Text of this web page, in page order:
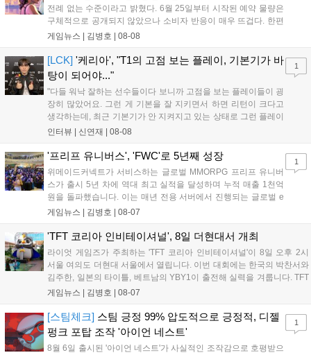
전례 없는 수준이라고 밝혔다. 6월 25일부터 시작된 예약 물량은
구체적으로 공개되지 않았으나 소비자 반응이 매우 뜨겁다. 한편
11월 19일 PS5와 Xbox 시리즈 X|S로 정식 출시될 예정이며, 록
상 'Grand Theft Auto VI: An Extended Look'을 최초 공개할 계획
이다....
게임뉴스 | 김병호 08-08
[LCK] '케리아', "T1의 고점 보는 플레이, 기본기가 바
탕이 되어야..."
"다들 워낙 잘하는 선수들이다 보니까 고점을 보는 플레이들이 굉
장히 많았어요. 그런 게 기본을 잘 지키면서 하면 리턴이 크다고
생각하는데, 최근 기본기가 안 지켜지고 있는 상태로 그런 플레이
를 추구하다 보니까 팀적으로 안 좋은 사고가 계속 많이 났던 것
LoL 챔피언스 코리아(LCK)'...
인터뷰 | 신연재 08-08
1
'프리프 유니버스', 'FWC'로 5년째 성장
위메이드커넥트가 서비스하는 글로벌 MMORPG 프리프 유니버
스가 출시 5년 차에 역대 최고 실적을 달성하며 누적 매출 1천억
원을 돌파했습니다. 이는 매년 전용 서버에서 진행되는 글로벌 e
스포츠 대회 FWC의 영향이 큽니다. FWC는 이용자가 동일한 조
은 전년 대비 매출과 이용자 지표가 대폭 상승하는 성과를 냈습니
다. 오는 10월 필리핀 마닐라에서 총상금 11만 달러 규모의 제4회
FWC 그랜드 파이널이 개최될 예정이며, 위메이드커넥트는 이를
통해 커뮤니티 중심의 장기 성장 모델을 지속할 방침입니다....
게임뉴스 | 김병호 08-07
1
'TFT 코리아 인비테이셔널', 8일 더현대서 개최
라이엇 게임즈가 주최하는 'TFT 코리아 인비테이셔널'이 8일 오후 2시
서울 여의도 더현대 서울에서 열립니다. 이번 대회에는 한국의 박찬서와
김주한, 일본의 타이틀, 베트남의 YBY1이 출전해 실력을 겨룹니다. TFT
는 소속팀 없이 개인 자격으로 참가하는 독특한 대회 구조를 가지며, 누
17일까지 이어지는 이번 행사는 신규 세트 체험과 공연 등 다양한 즐길
거리를 제공하며, 이후 현대백화점 판교점에서도 행사가 이어질 예정입
니다. 연말에는 라스베이거스 오픈이 개최됩니다....
게임뉴스 | 김병호 08-07
[스팀체크] 스팀 긍정 99% 압도적으로 긍정적, 디젤
펑크 포탑 조작 '아이언 네스트'
8월 6일 출시된 '아이언 네스트'가 사실적인 조작감으로 호평받으
1